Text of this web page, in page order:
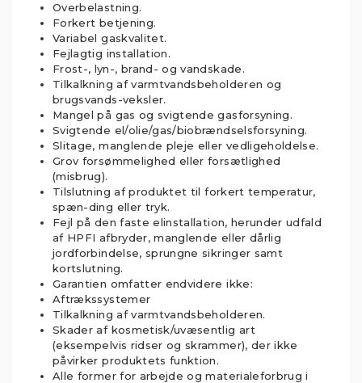
Overbelastning.
Forkert betjening.
Variabel gaskvalitet.
Fejlagtig installation.
Frost-, lyn-, brand- og vandskade.
Tilkalkning af varmtvandsbeholderen og
brugsvands-veksler.
Mangel på gas og svigtende gasforsyning.
Svigtende el/olie/gas/biobrændselsforsyning.
Slitage, manglende pleje eller vedligeholdelse.
Grov forsømmelighed eller forsætlighed
(misbrug).
Tilslutning af produktet til forkert temperatur,
spæn-ding eller tryk.
Fejl på den faste elinstallation, herunder udfald
af HPFI afbryder, manglende eller dårlig
jordforbindelse, sprungne sikringer samt
kortslutning.
Garantien omfatter endvidere ikke:
Aftrækssystemer
Tilkalkning af varmtvandsbeholderen.
Skader af kosmetisk/uvæsentlig art
(eksempelvis ridser og skrammer), der ikke
påvirker produktets funktion.
Alle former for arbejde og materialeforbrug i